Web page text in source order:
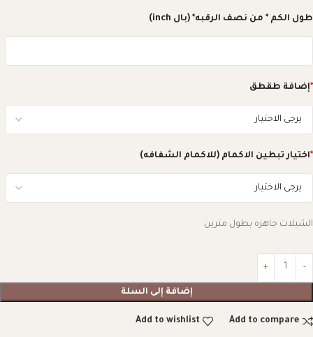
طول الكم * من نصف الرقبه* (بال inch)
*إضافة طقطق
*اختيار تبطين الاكمام (للاكمام الشفافه)
الشيلات جاهزه بطول مترين
إضافة إلى السلة
Add to compare
Add to wishlist